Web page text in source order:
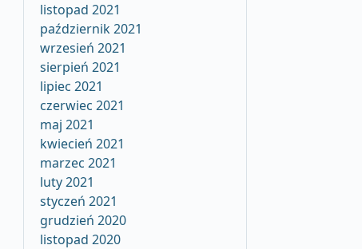
listopad 2021
październik 2021
wrzesień 2021
sierpień 2021
lipiec 2021
czerwiec 2021
maj 2021
kwiecień 2021
marzec 2021
luty 2021
styczeń 2021
grudzień 2020
listopad 2020